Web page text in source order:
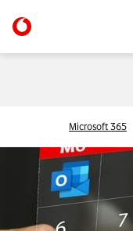
Microsoft 365